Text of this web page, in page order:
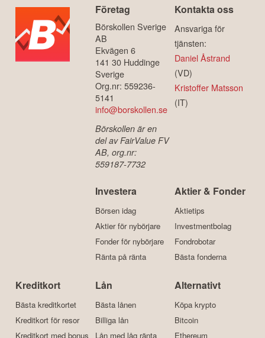
Företag
Börskollen Sverige
AB
Ekvägen 6
141 30 Huddinge
Sverige
Org.nr: 559236-
5141
info@borskollen.se
Börskollen är en
del av FairValue FV
AB, org.nr:
559187-7732
Kontakta oss
Ansvariga för
tjänsten:
Daniel Åstrand
(VD)
Kristoffer Matsson
(IT)
Investera
Börsen idag
Aktier för nybörjare
Fonder för nybörjare
Ränta på ränta
Aktier & Fonder
Aktietips
Investmentbolag
Fondrobotar
Bästa fonderna
Kreditkort
Bästa kreditkortet
Kreditkort för resor
Kreditkort med bonus
Lån
Bästa lånen
Billiga lån
Lån med låg ränta
Alternativt
Köpa krypto
Bitcoin
Ethereum